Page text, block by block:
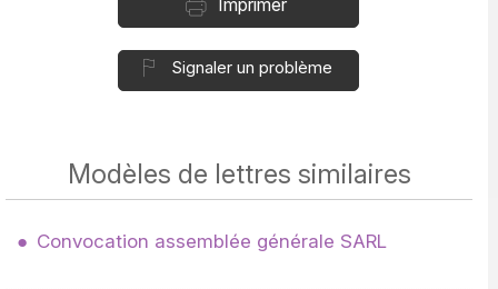
Imprimer
Signaler un problème
Modèles de lettres similaires
Convocation assemblée générale SARL